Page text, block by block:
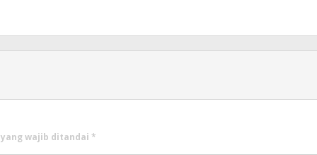
yang wajib ditandai *